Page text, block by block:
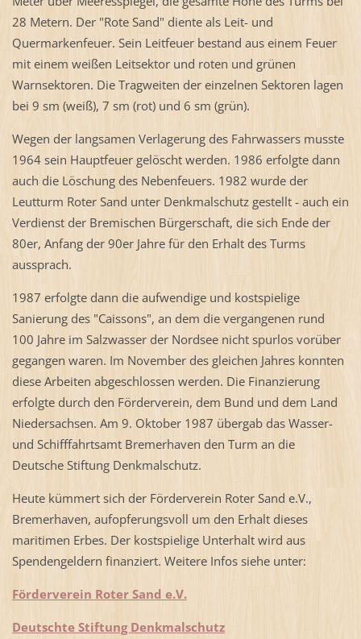
28 Metern. Der "Rote Sand" diente als Leit- und
Quermarkenfeuer. Sein Leitfeuer bestand aus einem Feuer
mit einem weißen Leitsektor und roten und grünen
Warnsektoren. Die Tragweiten der einzelnen Sektoren lagen
bei 9 sm (weiß), 7 sm (rot) und 6 sm (grün).
Wegen der langsamen Verlagerung des Fahrwassers musste
1964 sein Hauptfeuer gelöscht werden. 1986 erfolgte dann
auch die Löschung des Nebenfeuers. 1982 wurde der
Leutturm Roter Sand unter Denkmalschutz gestellt - auch ein
Verdienst der Bremischen Bürgerschaft, die sich Ende der
80er, Anfang der 90er Jahre für den Erhalt des Turms
aussprach.
1987 erfolgte dann die aufwendige und kostspielige
Sanierung des "Caissons", an dem die vergangenen rund
100 Jahre im Salzwasser der Nordsee nicht spurlos vorüber
gegangen waren. Im November des gleichen Jahres konnten
diese Arbeiten abgeschlossen werden. Die Finanzierung
erfolgte durch den Förderverein, dem Bund und dem Land
Niedersachsen. Am 9. Oktober 1987 übergab das Wasser-
und Schifffahrtsamt Bremerhaven den Turm an die
Deutsche Stiftung Denkmalschutz.
Heute kümmert sich der Förderverein Roter Sand e.V.,
Bremerhaven, aufopferungsvoll um den Erhalt dieses
maritimen Erbes. Der kostspielige Unterhalt wird aus
Spendengeldern finanziert. Weitere Infos siehe unter:
Förderverein Roter Sand e.V.
Deutschte Stiftung Denkmalschutz